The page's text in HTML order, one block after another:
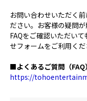
お問い合わせいただく
ださい。お客様の疑問が
FAQをご確認いただい
せフォームをご利用くだ
■よくあるご質問（FAQ）
https://